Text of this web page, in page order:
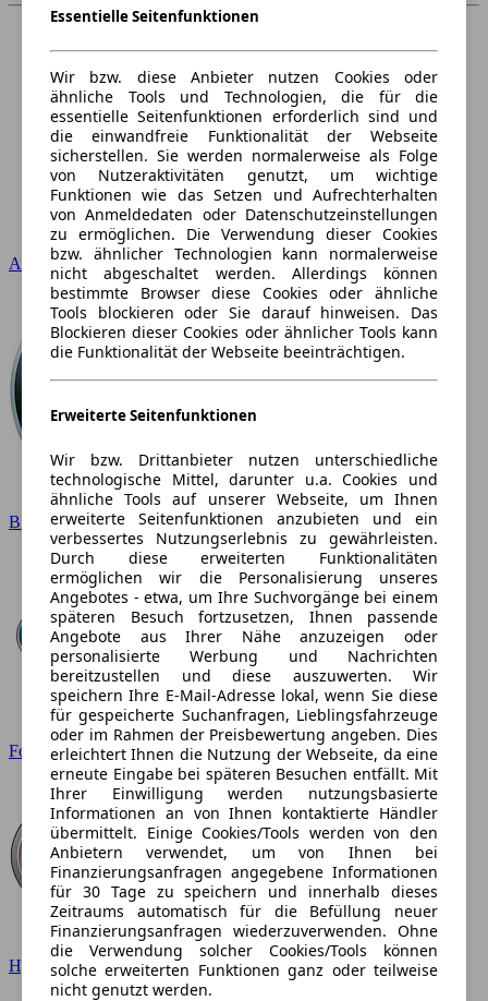
Audi
BMW
Ford
Hyundai
Essentielle Seitenfunktionen
Wir bzw. diese Anbieter nutzen Cookies oder
ähnliche Tools und Technologien, die für die
essentielle Seitenfunktionen erforderlich sind und
die einwandfreie Funktionalität der Webseite
sicherstellen. Sie werden normalerweise als Folge
von Nutzeraktivitäten genutzt, um wichtige
Funktionen wie das Setzen und Aufrechterhalten
von Anmeldedaten oder Datenschutzeinstellungen
zu ermöglichen. Die Verwendung dieser Cookies
bzw. ähnlicher Technologien kann normalerweise
nicht abgeschaltet werden. Allerdings können
bestimmte Browser diese Cookies oder ähnliche
Tools blockieren oder Sie darauf hinweisen. Das
Blockieren dieser Cookies oder ähnlicher Tools kann
die Funktionalität der Webseite beeinträchtigen.
Erweiterte Seitenfunktionen
Wir bzw. Drittanbieter nutzen unterschiedliche
technologische Mittel, darunter u.a. Cookies und
ähnliche Tools auf unserer Webseite, um Ihnen
erweiterte Seitenfunktionen anzubieten und ein
verbessertes Nutzungserlebnis zu gewährleisten.
Durch diese erweiterten Funktionalitäten
ermöglichen wir die Personalisierung unseres
Angebotes - etwa, um Ihre Suchvorgänge bei einem
späteren Besuch fortzusetzen, Ihnen passende
Angebote aus Ihrer Nähe anzuzeigen oder
personalisierte Werbung und Nachrichten
bereitzustellen und diese auszuwerten. Wir
speichern Ihre E-Mail-Adresse lokal, wenn Sie diese
für gespeicherte Suchanfragen, Lieblingsfahrzeuge
oder im Rahmen der Preisbewertung angeben. Dies
erleichtert Ihnen die Nutzung der Webseite, da eine
erneute Eingabe bei späteren Besuchen entfällt. Mit
Ihrer Einwilligung werden nutzungsbasierte
Informationen an von Ihnen kontaktierte Händler
übermittelt. Einige Cookies/Tools werden von den
Anbietern verwendet, um von Ihnen bei
Finanzierungsanfragen angegebene Informationen
für 30 Tage zu speichern und innerhalb dieses
Zeitraums automatisch für die Befüllung neuer
Finanzierungsanfragen wiederzuverwenden. Ohne
die Verwendung solcher Cookies/Tools können
solche erweiterten Funktionen ganz oder teilweise
nicht genutzt werden.